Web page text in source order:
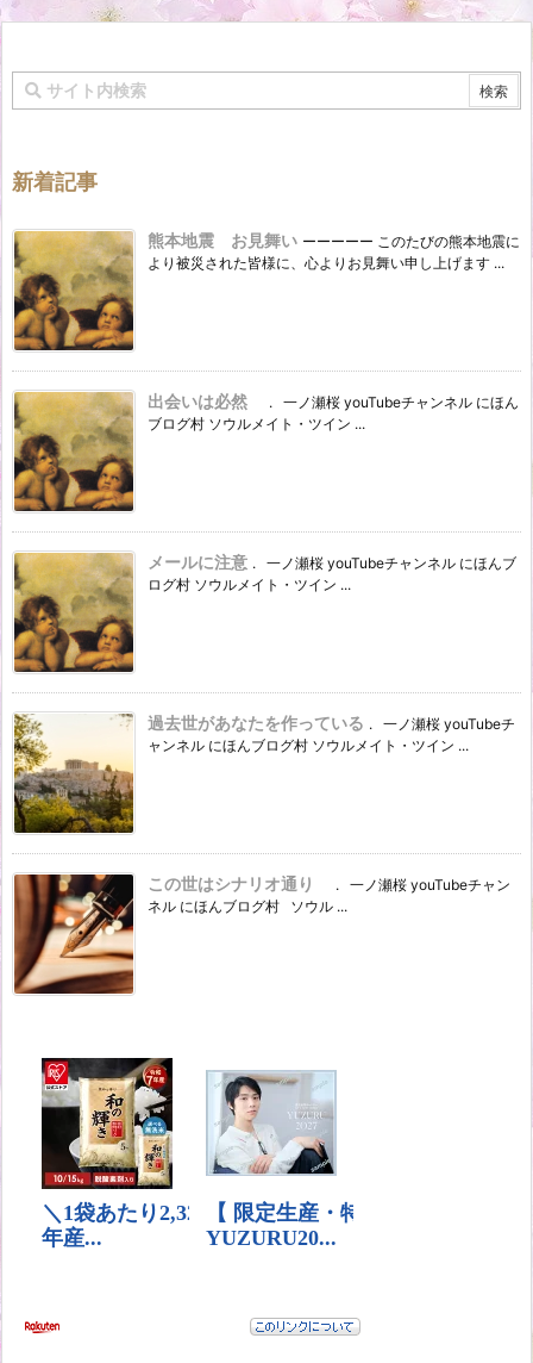
新着記事
熊本地震 お見舞い ーーーーー このたびの熊本地震に
より被災された皆様に、心よりお見舞い申し上げます ...
出会いは必然
. 一ノ瀬桜 youTubeチャンネル にほん
ブログ村 ソウルメイト・ツイン ...
メールに注意 . 一ノ瀬桜 youTubeチャンネル にほんブ
ログ村 ソウルメイト・ツイン ...
過去世があなたを作っている . 一ノ瀬桜 youTubeチ
ャンネル にほんブログ村 ソウルメイト・ツイン ...
この世はシナリオ通り
. 一ノ瀬桜 youTubeチャン
ネル にほんブログ村 ソウル ...